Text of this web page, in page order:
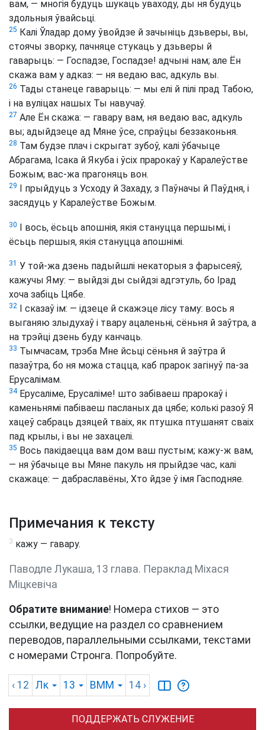
вам, — многія будуць шукаць уваходу, ды ня будуць
здольныя ўвайсьці.
25 Калі Ўладар дому ўвойдзе й зачыніць дзьверы, вы,
стоячы зворку, пачняце стукаць у дзьверы й
гаварыць: — Госпадзе, Госпадзе! адчыні нам; але Ён
скажа вам у адказ: — ня ведаю вас, адкуль вы.
26 Тады станеце гаварыць: — мы елі й пілі прад Табою,
і на вуліцах нашых Ты навучаў.
27 Але Ён скажа: — гавару вам, ня ведаю вас, адкуль
вы; адыйдзеце ад Мяне ўсе, спраўцы беззаконьня.
28 Там будзе плач і скрыгат зубоў, калі ўбачыце
Абрагама, Ісака й Якуба і ўсіх прарокаў у Каралеўстве
Божым; вас-жа прагоняць вон.
29 І прыйдуць з Усходу й Захаду, з Паўначы й Паўдня, і
засядуць у Каралеўстве Божым.
30 І вось, ёсьць апошнія, якія стануцца першымі, і
ёсьць першыя, якія стануцца апошнімі.
31 У той-жа дзень падыйшлі некаторыя з фарысеяў,
кажучы Яму: — выйдзі ды сыйдзі адгэтуль, бо Ірад
хоча забіць Цябе.
32
І сказаў ім: — ідзеце й скажэце лісу таму: вось я
выганяю злыдухаў і твару ацаленьні, сёньня й заўтра, а
на трэйці дзень буду канчаць.
33 Тымчасам, трэба Мне йсьці сёньня й заўтра й
пазаўтра, бо ня можа стацца, каб прарок загінуў па-за
Ерусалімам.
34Ерусаліме, Ерусаліме! што забіваеш прарокаў і
каменьнямі пабіваеш пасланых да цябе; колькі разоў Я
хацеў сабраць дзяцей тваіх, як птушка птушанят сваіх
пад крылы, і вы не захацелі.
35 Вось пакідаецца вам дом ваш пустым; кажу-ж вам,
— ня ўбачыце вы Мяне пакуль ня прыйдзе час, калі
скажаце: — дабраславёны, Хто йдзе ў імя Гасподняе.
Примечания к тексту
3 кажу — гавару.
Паводле Лукаша, 13 глава. Пераклад Міхася
Міцкевіча
Обратите внимание! Номера стихов — это
ссылки, ведущие на раздел со сравнением
переводов, параллельными ссылками, текстами
с номерами Стронга. Попробуйте.
‹ 12 Лк 13 BMM 14 ›
ПОДДЕРЖАТЬ СЛУЖЕНИЕ